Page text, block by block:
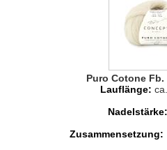
Puro Cotone Fb.
Lauflänge:
Nadelstärke:
Zusammensetzung: